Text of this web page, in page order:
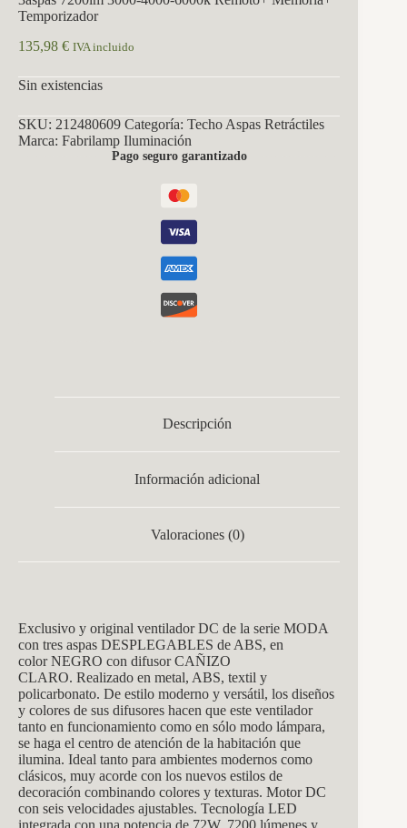
Temporizador
135,98 € IVA incluido
Sin existencias
SKU: 212480609 Categoría: Techo Aspas Retráctiles
Marca: Fabrilamp Iluminación
Pago seguro garantizado
Descripción
Información adicional
Valoraciones (0)
Exclusivo y original ventilador DC de la serie MODA
con tres aspas DESPLEGABLES de ABS, en
color NEGRO con difusor CAÑIZO
CLARO. Realizado en metal, ABS, textil y
policarbonato. De estilo moderno y versátil, los diseños
y colores de sus difusores hacen que este ventilador
tanto en funcionamiento como en sólo modo lámpara,
se haga el centro de atención de la habitación que
ilumina. Ideal tanto para ambientes modernos como
clásicos, muy acorde con los nuevos estilos de
decoración combinando colores y texturas. Motor DC
con seis velocidades ajustables. Tecnología LED